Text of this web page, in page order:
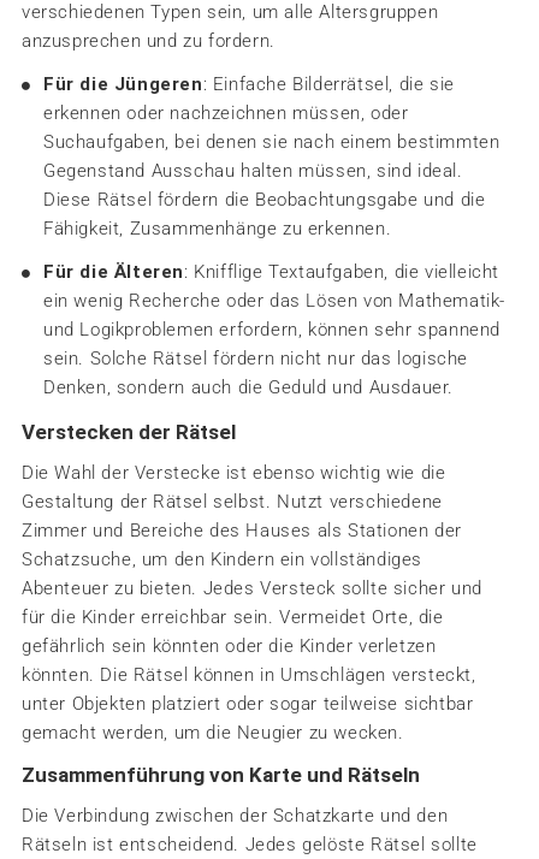
verschiedenen Typen sein, um alle Altersgruppen
anzusprechen und zu fordern.
Für die Jüngeren: Einfache Bilderrätsel, die sie
erkennen oder nachzeichnen müssen, oder
Suchaufgaben, bei denen sie nach einem bestimmten
Gegenstand Ausschau halten müssen, sind ideal.
Diese Rätsel fördern die Beobachtungsgabe und die
Fähigkeit, Zusammenhänge zu erkennen.
Für die Älteren: Knifflige Textaufgaben, die vielleicht
ein wenig Recherche oder das Lösen von Mathematik-
und Logikproblemen erfordern, können sehr spannend
sein. Solche Rätsel fördern nicht nur das logische
Denken, sondern auch die Geduld und Ausdauer.
Verstecken der Rätsel
Die Wahl der Verstecke ist ebenso wichtig wie die
Gestaltung der Rätsel selbst. Nutzt verschiedene
Zimmer und Bereiche des Hauses als Stationen der
Schatzsuche, um den Kindern ein vollständiges
Abenteuer zu bieten. Jedes Versteck sollte sicher und
für die Kinder erreichbar sein. Vermeidet Orte, die
gefährlich sein könnten oder die Kinder verletzen
könnten. Die Rätsel können in Umschlägen versteckt,
unter Objekten platziert oder sogar teilweise sichtbar
gemacht werden, um die Neugier zu wecken.
Zusammenführung von Karte und Rätseln
Die Verbindung zwischen der Schatzkarte und den
Rätseln ist entscheidend. Jedes gelöste Rätsel sollte